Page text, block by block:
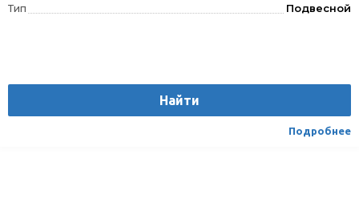
Тип Подвесной
Найти
Подробнее